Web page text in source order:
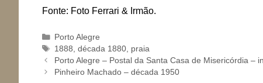
Fonte: Foto Ferrari & Irmão.
Categorias
Porto Alegre
Tags
1888 ,década 1880 praia
Porto Alegre – Postal da Santa Casa de Misericórdia –
Pinheiro Machado – década 1950